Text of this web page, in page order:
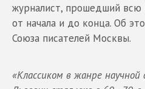
журналист, прошедший
от начала и до конца. Об
Союза писателей Москвы.
«Классиком в жанре